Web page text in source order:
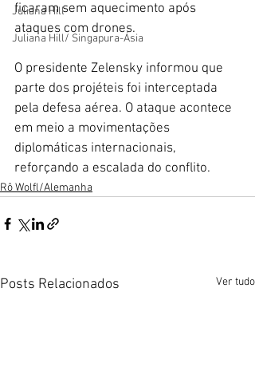
Juliana Hill
Juliana Hill/ Singapura-Ásia
ficaram sem aquecimento após
ataques com drones.
O presidente Zelensky informou que
parte dos projéteis foi interceptada
pela defesa aérea. O ataque acontece
em meio a movimentações
diplomáticas internacionais,
reforçando a escalada do conflito.
Rô Wolfl/Alemanha
Posts Relacionados Ver tudo